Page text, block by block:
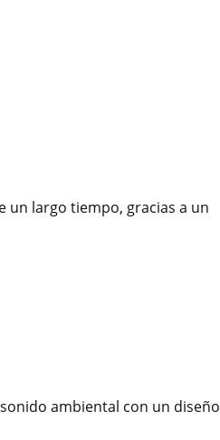
un largo tiempo, gracias a un
ambiental con un diseño